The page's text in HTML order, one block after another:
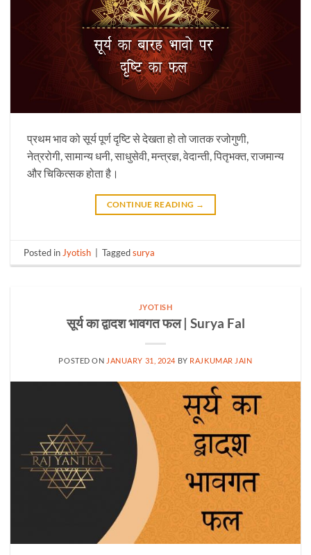
प्रथम भाव को सूर्य पूर्ण दृष्टि से देखता हो तो जातक रजोगुणी,
नेत्ररोगी, सामान्य धनी, साधुसेवी, मन्त्रज्ञ, वेदान्ती, पितृभक्त, राजमान्य
और चिकित्सक होता है।
CONTINUE READING →
Posted in Jyotish | Taggedsurya
JYOTISH
सूर्य का द्वादश भावगत फल | Surya Fal
POSTED ON JANUARY 31, 2024 BY RAJKUMAR JAIN